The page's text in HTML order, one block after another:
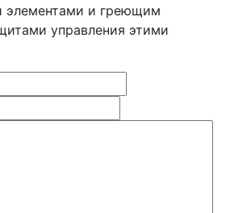
элементами и греющим
управления этими